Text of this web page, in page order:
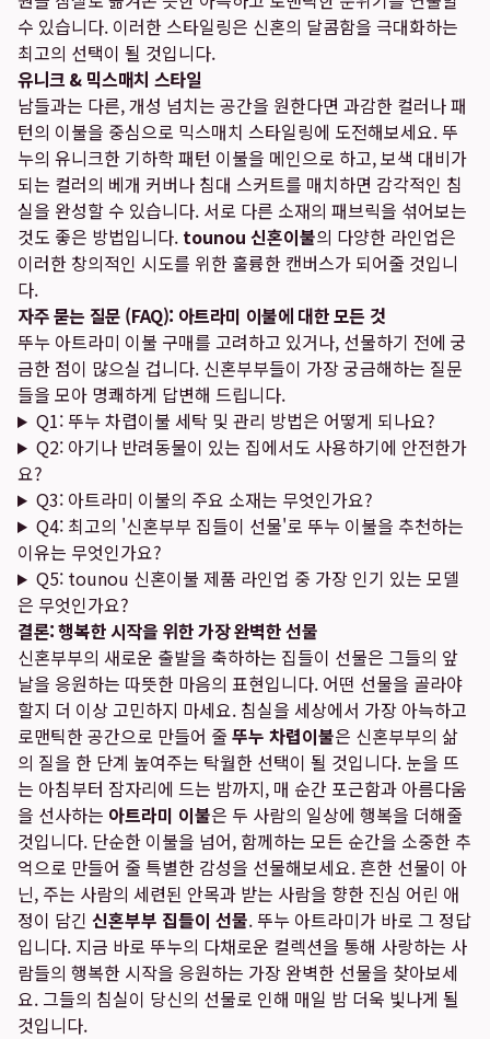
수 있습니다. 이러한 스타일링은 신혼의 달콤함을 극대화하는
최고의 선택이 될 것입니다.
유니크 & 믹스매치 스타일
남들과는 다른, 개성 넘치는 공간을 원한다면 과감한 컬러나 패
턴의 이불을 중심으로 믹스매치 스타일링에 도전해보세요. 뚜
누의 유니크한 기하학 패턴 이불을 메인으로 하고, 보색 대비가
되는 컬러의 베개 커버나 침대 스커트를 매치하면 감각적인 침
실을 완성할 수 있습니다. 서로 다른 소재의 패브릭을 섞어보는
것도 좋은 방법입니다. tounou 신혼이불의 다양한 라인업은
이러한 창의적인 시도를 위한 훌륭한 캔버스가 되어줄 것입니
다.
자주 묻는 질문 (FAQ): 아트라미 이불에 대한 모든 것
뚜누 아트라미 이불 구매를 고려하고 있거나, 선물하기 전에 궁
금한 점이 많으실 겁니다. 신혼부부들이 가장 궁금해하는 질문
들을 모아 명쾌하게 답변해 드립니다.
Q1: 뚜누 차렵이불 세탁 및 관리 방법은 어떻게 되나요?
Q2: 아기나 반려동물이 있는 집에서도 사용하기에 안전한가
요?
Q3: 아트라미 이불의 주요 소재는 무엇인가요?
Q4: 최고의 '신혼부부 집들이 선물'로 뚜누 이불을 추천하는
이유는 무엇인가요?
Q5: tounou 신혼이불 제품 라인업 중 가장 인기 있는 모델
은 무엇인가요?
결론: 행복한 시작을 위한 가장 완벽한 선물
신혼부부의 새로운 출발을 축하하는 집들이 선물은 그들의 앞
날을 응원하는 따뜻한 마음의 표현입니다. 어떤 선물을 골라야
할지 더 이상 고민하지 마세요. 침실을 세상에서 가장 아늑하고
로맨틱한 공간으로 만들어 줄 뚜누 차렵이불은 신혼부부의 삶
의 질을 한 단계 높여주는 탁월한 선택이 될 것입니다. 눈을 뜨
는 아침부터 잠자리에 드는 밤까지, 매 순간 포근함과 아름다움
을 선사하는 아트라미 이불은 두 사람의 일상에 행복을 더해줄
것입니다. 단순한 이불을 넘어, 함께하는 모든 순간을 소중한 추
억으로 만들어 줄 특별한 감성을 선물해보세요. 흔한 선물이 아
닌, 주는 사람의 세련된 안목과 받는 사람을 향한 진심 어린 애
정이 담긴 신혼부부 집들이 선물. 뚜누 아트라미가 바로 그 정답
입니다. 지금 바로 뚜누의 다채로운 컬렉션을 통해 사랑하는 사
람들의 행복한 시작을 응원하는 가장 완벽한 선물을 찾아보세
요. 그들의 침실이 당신의 선물로 인해 매일 밤 더욱 빛나게 될
것입니다.